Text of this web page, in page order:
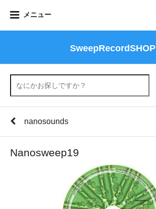
メニュー
SweepRecordSHOP
nanosounds
Nanosweep19